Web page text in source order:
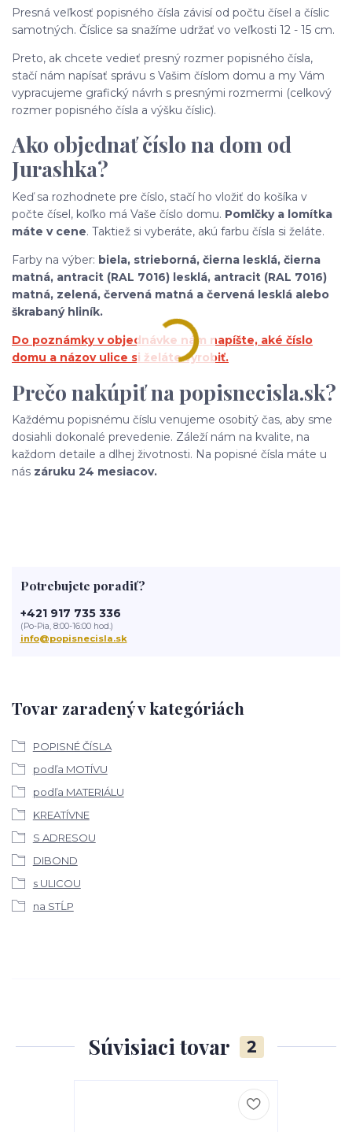
Presná veľkosť popisného čísla závisí od počtu čísel a číslic
samotných. Číslice sa snažíme udržať vo veľkosti 12 - 15 cm.
Preto, ak chcete vedieť presný rozmer popisného čísla,
stačí nám napísať správu s Vašim číslom domu a my Vám
vypracujeme grafický návrh s presnými rozmermi (celkový
rozmer popisného čísla a výšku číslic).
Ako objednať číslo na dom od
Jurashka?
Keď sa rozhodnete pre číslo, stačí ho vložiť do košíka v
počte čísel, koľko má Vaše číslo domu. Pomlčky a lomítka
máte v cene. Taktiež si vyberáte, akú farbu čísla si želáte.
Farby na výber: biela, strieborná, čierna lesklá, čierna
matná, antracit (RAL 7016) lesklá, antracit (RAL 7016)
matná, zelená, červená matná a červená lesklá alebo
škrabaný hliník.
Do poznámky v objednávke nám napíšte, aké číslo
domu a názov ulice si želáte vyrobiť.
Prečo nakúpiť na popisnecisla.sk?
Každému popisnému číslu venujeme osobitý čas, aby sme
dosiahli dokonalé prevedenie. Záleží nám na kvalite, na
každom detaile a dlhej životnosti. Na popisné čísla máte u
nás záruku 24 mesiacov.
Tovar zaradený v kategóriách
POPISNÉ ČÍSLA
podľa MOTÍVU
podľa MATERIÁLU
KREATÍVNE
S ADRESOU
DIBOND
s ULICOU
na STĹP
Potrebujete poradiť?
+421 917 735 336
(Po-Pia, 8:00-16:00 hod.)
info@popisnecisla.sk
Súvisiaci tovar 2